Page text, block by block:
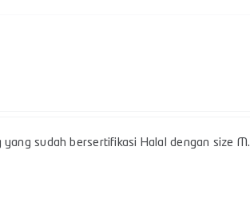
sudah bersertifikasi Halal dengan size M.